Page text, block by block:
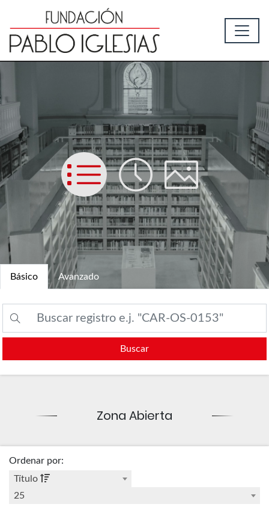
List Time Picture
Básico Avanzado
Buscar
Zona Abierta
Ordenar por:
Título
25